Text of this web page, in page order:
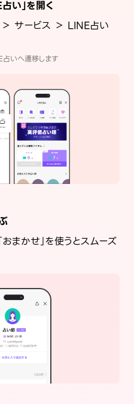
い」を開く
サービス ＞ LINE占い
いへ遷移します
おまかせ」を使うとスムーズ